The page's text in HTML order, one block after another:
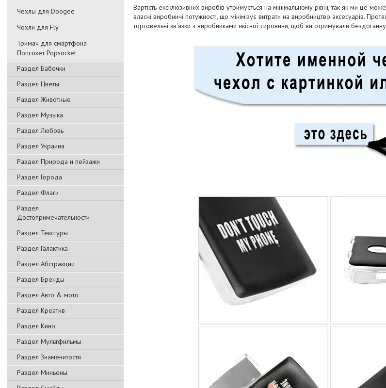
Чехлы для Doogee
Чохли для Fly
Тримач для смартфона
Попсокет Popsocket
Раздел Бабочки
Раздел Цветы
Раздел Животные
Раздел Музыка
Раздел Любовь
Раздел Украина
Раздел Природа и пейзажи
Раздел Города
Раздел Флаги
Раздел
Достопримечательности
Раздел Текстуры
Раздел Галактика
Раздел Абстракции
Раздел Бренды
Раздел Авто & мото
Раздел Креатив
Раздел Кино
Раздел Мультфильмы
Раздел Знаменитости
Раздел Миньоны
Вартість ексклюзивних виробів утримується на мінімальному рівні, так як ми це
власні виробничі потужності, що мінімізує витрати на виробництво аксесуарів.
торговельні зв'язки з виробниками якісної сировини, щоб ви отримували